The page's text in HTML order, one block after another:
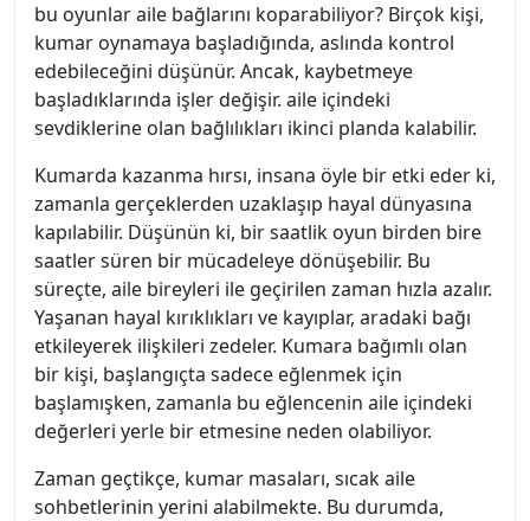
bu oyunlar aile bağlarını koparabiliyor? Birçok kişi,
kumar oynamaya başladığında, aslında kontrol
edebileceğini düşünür. Ancak, kaybetmeye
başladıklarında işler değişir. aile içindeki
sevdiklerine olan bağlılıkları ikinci planda kalabilir.
Kumarda kazanma hırsı, insana öyle bir etki eder ki,
zamanla gerçeklerden uzaklaşıp hayal dünyasına
kapılabilir. Düşünün ki, bir saatlik oyun birden bire
saatler süren bir mücadeleye dönüşebilir. Bu
süreçte, aile bireyleri ile geçirilen zaman hızla azalır.
Yaşanan hayal kırıklıkları ve kayıplar, aradaki bağı
etkileyerek ilişkileri zedeler. Kumara bağımlı olan
bir kişi, başlangıçta sadece eğlenmek için
başlamışken, zamanla bu eğlencenin aile içindeki
değerleri yerle bir etmesine neden olabiliyor.
Zaman geçtikçe, kumar masaları, sıcak aile
sohbetlerinin yerini alabilmekte. Bu durumda,